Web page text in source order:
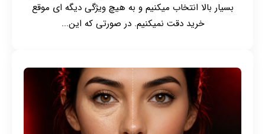
بسیار بالا انتخاب میکنیم و به هیچ ویژگی دیگه ای موقع
خرید دقت نمیکنیم. در صورتی که این...